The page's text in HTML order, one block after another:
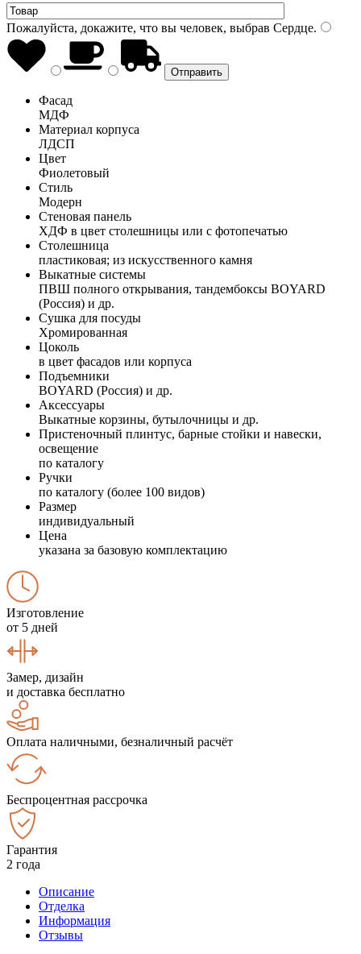
Пожалуйста, докажите, что вы человек, выбрав Сердце.
Фасад
МДФ
Материал корпуса
ЛДСП
Цвет
Фиолетовый
Стиль
Модерн
Стеновая панель
ХДФ в цвет столешницы или с фотопечатью
Столешница
пластиковая; из искусственного камня
Выкатные системы
ПВШ полного открывания, тандембоксы BOYARD
(Россия) и др.
Сушка для посуды
Хромированная
Цоколь
в цвет фасадов или корпуса
Подъемники
BOYARD (Россия) и др.
Аксессуары
Выкатные корзины, бутылочницы и др.
Пристеночный плинтус, барные стойки и навески,
освещение
по каталогу
Ручки
по каталогу (более 100 видов)
Размер
индивидуальный
Цена
указана за базовую комплектацию
Изготовление
от 5 дней
Замер, дизайн
и доставка бесплатно
Оплата наличными, безналичный расчёт
Беспроцентная рассрочка
Гарантия
2 года
Описание
Отделка
Информация
Отзывы